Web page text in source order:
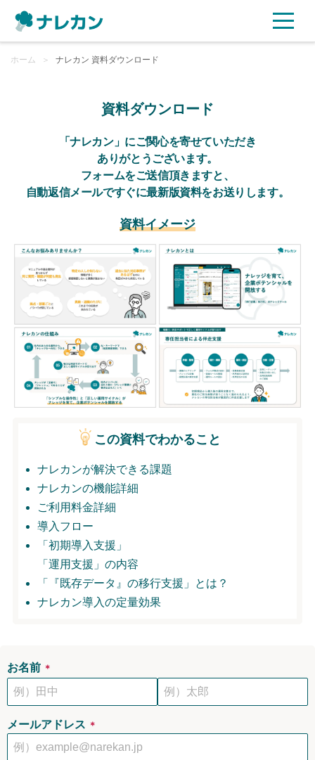
ご利用プラン
ご利用企業様の声
セキュリティ
よくある質問
資料ダウンロード
無料トライアル
ログイン
ホーム ＞ ナレカン 資料ダウンロード
資料ダウンロード
「ナレカン」にご関心を寄せていただき
ありがとうございます。
フォームをご送信頂きますと、
自動返信メールですぐに最新版資料をお送りします。
資料イメージ
この資料でわかること
ナレカンが解決できる課題
ナレカンの機能詳細
ご利用料金詳細
導入フロー
「初期導入支援」
「運用支援」の内容
「『既存データ』の移行支援」とは？
ナレカン導入の定量効果
お名前 ＊
メールアドレス ＊